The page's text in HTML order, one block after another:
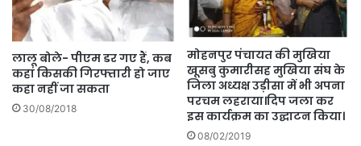
​लालू बोले- पीएम डर गए हैं, कब
कहां किसकी गिरफ्तारी हो जाए
कहा नहीं जा सकता
30/08/2018
मोहनपुर पंचायत की मुखिया
खूसबु कुमारीसह मुखिया संघ के
जिला अध्यक्ष उड़ीसा में भी अपना
परचम लहराया।दिप जला कर
इस कार्यक्रम का उद्घाटन किया।
08/02/2019